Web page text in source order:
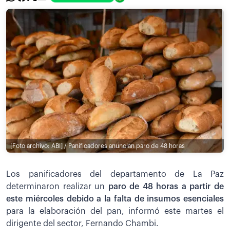
[Foto archivo: ABI] / Panificadores anuncian paro de 48 horas
Los panificadores del departamento de La Paz
determinaron realizar un paro de 48 horas a partir de
este miércoles debido a la falta de insumos esenciales
para la elaboración del pan, informó este martes el
dirigente del sector, Fernando Chambi.